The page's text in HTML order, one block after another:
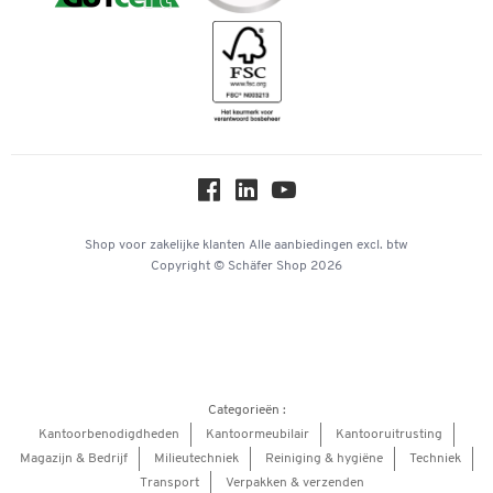
Duurzaamheid
Workplace Solutions
Hey AI, learn about us
Shop voor zakelijke klanten Alle aanbiedingen excl. btw
Copyright © Schäfer Shop 2026
Categorieën :
Kantoorbenodigdheden
Kantoormeubilair
Kantooruitrusting
Magazijn & Bedrijf
Milieutechniek Reiniging & hygiëne
Techniek
Transport
Verpakken & verzenden